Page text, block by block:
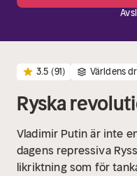
3.5 (91) Världens
Ryska
Vladimir Putin är inte
dagens repressiva
likriktning som för